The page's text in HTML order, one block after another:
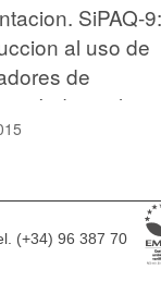
SiPAQ-9:
al uso de
de
Industriales
(+34) 96 387 70